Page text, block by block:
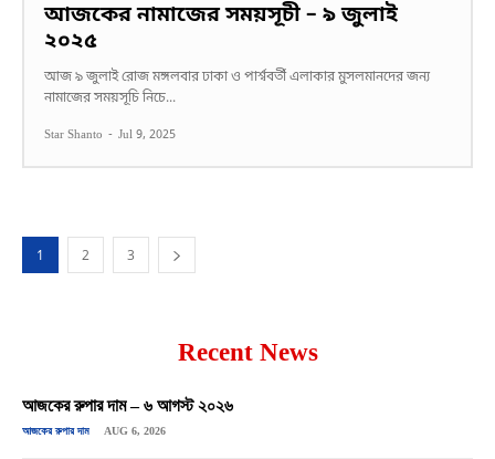
আজকের নামাজের সময়সূচী – ৯ জুলাই
২০২৫
আজ ৯ জুলাই রোজ মঙ্গলবার ঢাকা ও পার্শ্ববর্তী এলাকার মুসলমানদের জন্য
নামাজের সময়সূচি নিচে...
Star Shanto - Jul 9, 2025
1 2 3
Recent News
আজকের রুপার দাম – ৬ আগস্ট ২০২৬
আজকের রুপার দাম AUG 6, 2026